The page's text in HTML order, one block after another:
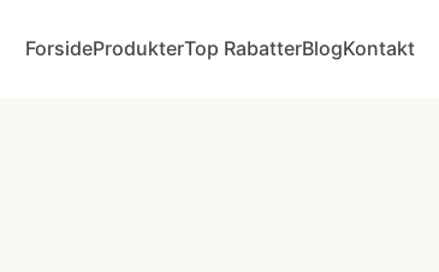
ForsideProdukterTop RabatterBlogKontakt